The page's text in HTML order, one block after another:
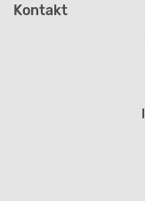
Kontakt